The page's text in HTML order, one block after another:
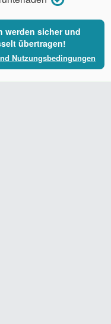
werden sicher und
übertragen!
Nutzungsbedingungen